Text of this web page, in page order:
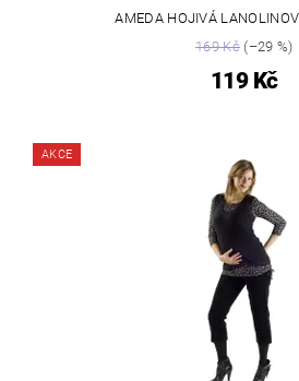
AMEDA HOJIVÁ
169 Kč(–29 %)
119 Kč
AKCE